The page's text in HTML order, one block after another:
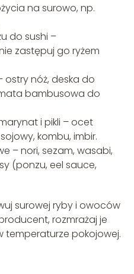
na surowo, np.
do sushi –
zastępuj go ryżem
ostry nóż, deska do
bambusowa do
i pikli – ocet
kombu, imbir.
– nori, sezam, wasabi,
(ponzu, eel sauce,
surowej ryby i owoców
rozmrażaj je
temperaturze pokojowej.